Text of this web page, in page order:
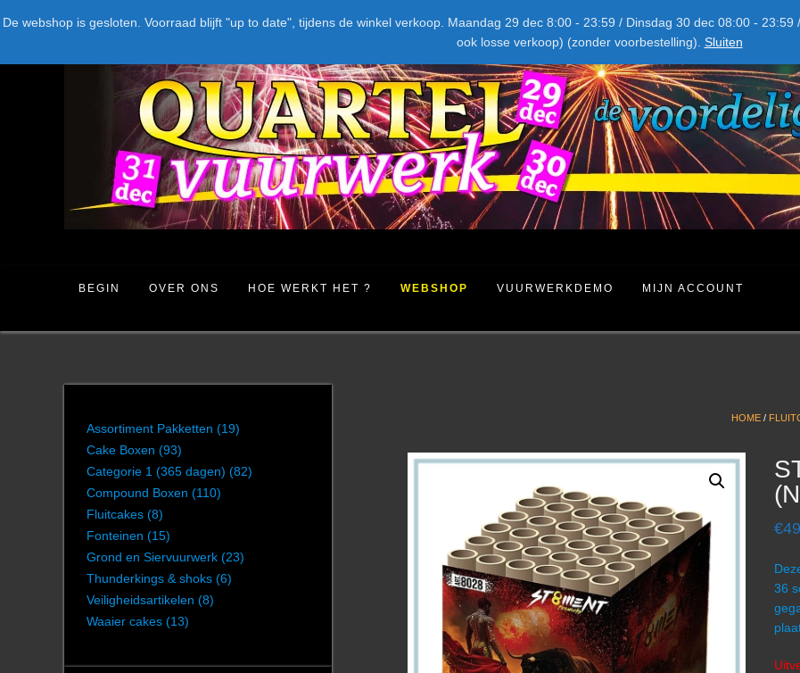
De webshop is gesloten. Voorraad blijft "up to date", tijdens de winkel verkoop. Maandag 29 dec 8:00 - 23:59 / Dinsdag 30 dec 08:00 -
ook losse verkoop) (zonder voorbestelling). Sluiten
naar
BEGIN OVER ONS HOE WERKT HET ? WEBSHOP VUURWERKDEMO MIJN ACCOUNT
HOME /
€
36
Assortiment Pakketten (19)
Cake Boxen (93)
Categorie 1 (365 dagen) (82)
Compound Boxen (110)
Fluitcakes (8)
Fonteinen (15)
Grond en Siervuurwerk (23)
Thunderkings & shoks (6)
Veiligheidsartikelen (8)
Waaier cakes (13)